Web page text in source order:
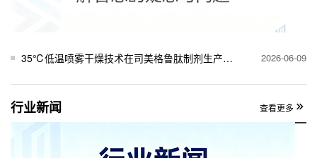
35℃低温喷雾干燥技术在司美格鲁肽制剂生产中的关键作用 2026-06-09
行业新闻 查看更多